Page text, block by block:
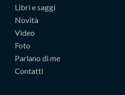
Libri e saggi
Novità
Video
Foto
Parlano di me
Contatti